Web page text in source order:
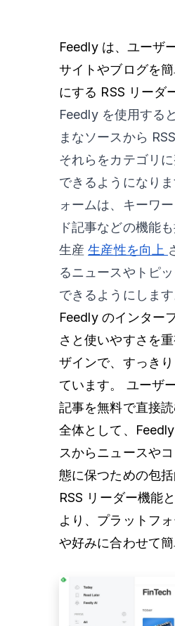
Feedly は、ユーザ
サイトやブログを
にする RSS リーダ
Feedly を使用する
まなソースから
それらをカテゴリ
できるようになり
ォームは、キーワ
ド記事などの機能
生産生産性を向上
るニュースやトピ
できるようにします
Feedly のインター
さと使いやすさを
ザインで、すっき
ています。 ユーザ
記事を無料で直接読
全体として、
スからニュースや
態に保つための包括
RSS リーダー機能
より、プラットフ
や好みに合わせて簡